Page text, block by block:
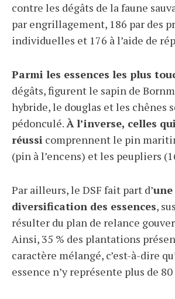
contre les dégâts de la faune
par engrillagement, 186 par des
individuelles et 176 à l’aide de
Parmi les essences les plus
dégâts, figurent le sapin de
hybride, le douglas et les chênes
pédonculé.À l’inverse, celles
réussi comprennent le pin
(pin à l’encens) et les peupliers
Par ailleurs, le DSF fait part d’une
diversification des essences,
résulter du plan de relance
Ainsi, 35 % des plantations
caractère mélangé, c’est-à-dire
essence n’y représente plus de